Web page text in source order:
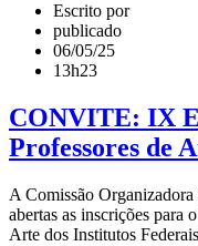
Escrito por
publicado
06/05/25
13h23
CONVITE: IX
Professores de
A Comissão
abertas as inscrições para
Arte dos Institutos